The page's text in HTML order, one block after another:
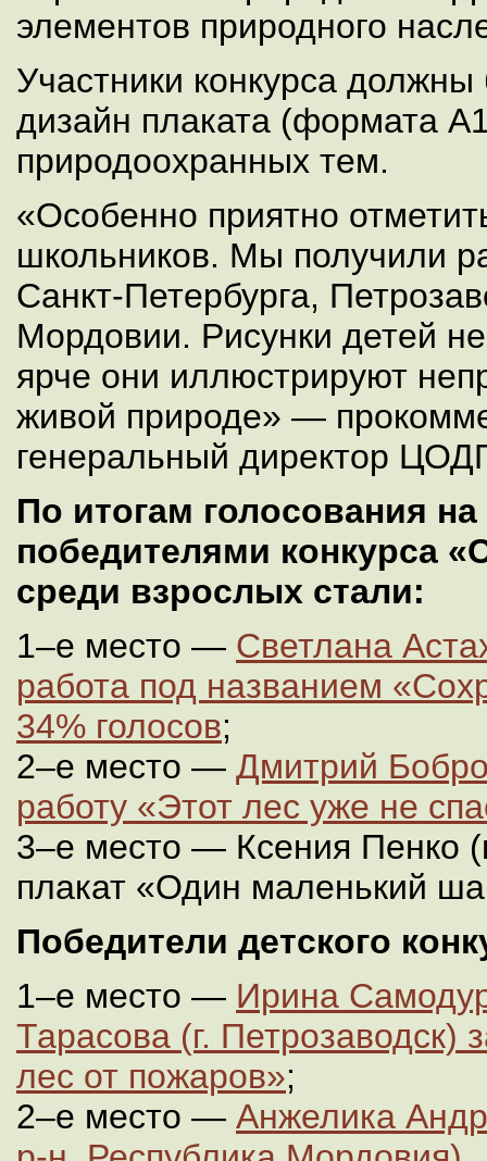
элементов природного
Участники конкурса
дизайн плаката (формата
природоохранных тем.
«Особенно приятно
школьников. Мы получили
Санкт-Петербурга,
Мордовии. Рисунки детей
ярче они иллюстрируют
живой природе» —
генеральный директор
По итогам голосования на
победителями конкурса
среди взрослых стали:
1–е место — Светлана
работа под названием
34% голосов;
2–е место — Дмитрий
работу «Этот лес уже не
3–е место — Ксения Пенко
плакат «Один маленький
Победители детского
1–е место — Ирина
Тарасова (г. Петрозаводск)
лес от пожаров»;
2–е место — Анжелика